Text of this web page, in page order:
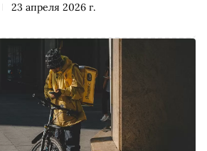
23 апреля 2026 г.